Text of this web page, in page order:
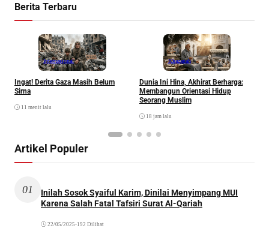
Berita Terbaru
Internasional
Ingat! Derita Gaza Masih Belum
Sirna
11 menit lalu
Khazanah
Dunia Ini Hina, Akhirat Berharga:
Membangun Orientasi Hidup
Seorang Muslim
18 jam lalu
Artikel Populer
01
Inilah Sosok Syaiful Karim, Dinilai Menyimpang MUI
Karena Salah Fatal Tafsiri Surat Al-Qariah
22/05/2025 •192 Dilihat